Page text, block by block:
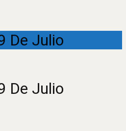
De Julio
De Julio